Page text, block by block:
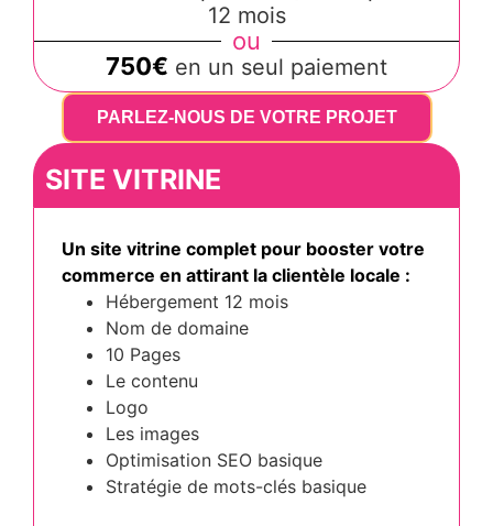
12 mois
ou
750€ en un seul paiement
PARLEZ-NOUS DE VOTRE PROJET
SITE VITRINE
Un site vitrine complet pour booster votre
commerce en attirant la clientèle locale :
Hébergement 12 mois
Nom de domaine
10 Pages
Le contenu
Logo
Les images
Optimisation SEO basique
Stratégie de mots-clés basique